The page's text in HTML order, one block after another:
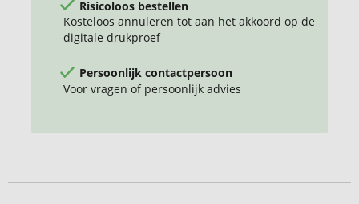
Risicoloos bestellen
Kosteloos annuleren tot aan het akkoord op de
digitale drukproef
Persoonlijk contactpersoon
Voor vragen of persoonlijk advies